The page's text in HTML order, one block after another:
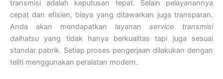
transmisi adalah keputusan tepat. Selain pelayanannya
cepat dan efisien, biaya yang ditawarkan juga transparan.
Anda akan mendapatkan layanan service transmisi
daihatsu yang tidak hanya berkualitas tapi juga sesuai
standar pabrik. Setiap proses pengerjaan dilakukan dengan
teliti menggunakan peralatan modern.